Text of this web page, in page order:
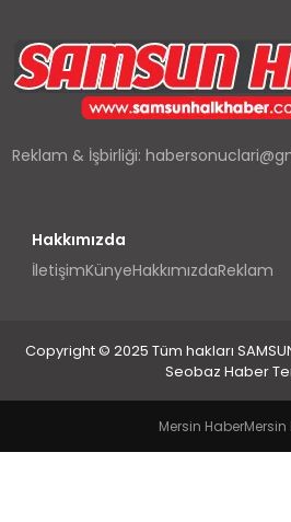
SPOR
TEKNOLOJI
Reklam & İşbirliği:
Hakkımızda
İletişimKünyeHakkımızdaReklam
Copyright © 2025 Tüm hakları
Seobaz Haber
Mersin HaberMersin